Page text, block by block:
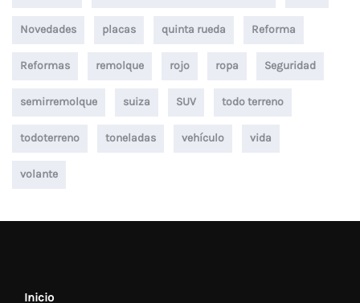
Novedades placas quinta rueda Reforma
Reformas remolque rojo ropa Seguridad
semirremolque suiza SUV todo terreno
todoterreno toneladas vehículo vida
volante
Inicio